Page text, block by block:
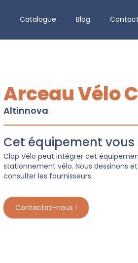
Catalogue Blog Contact
Arceau Vélo
Altinnova
Cet équipement vous
Clap Vélo peut intégrer cet
stationnement vélo. Nous dessinons
consulter les fournisseurs.
Contactez-nous !